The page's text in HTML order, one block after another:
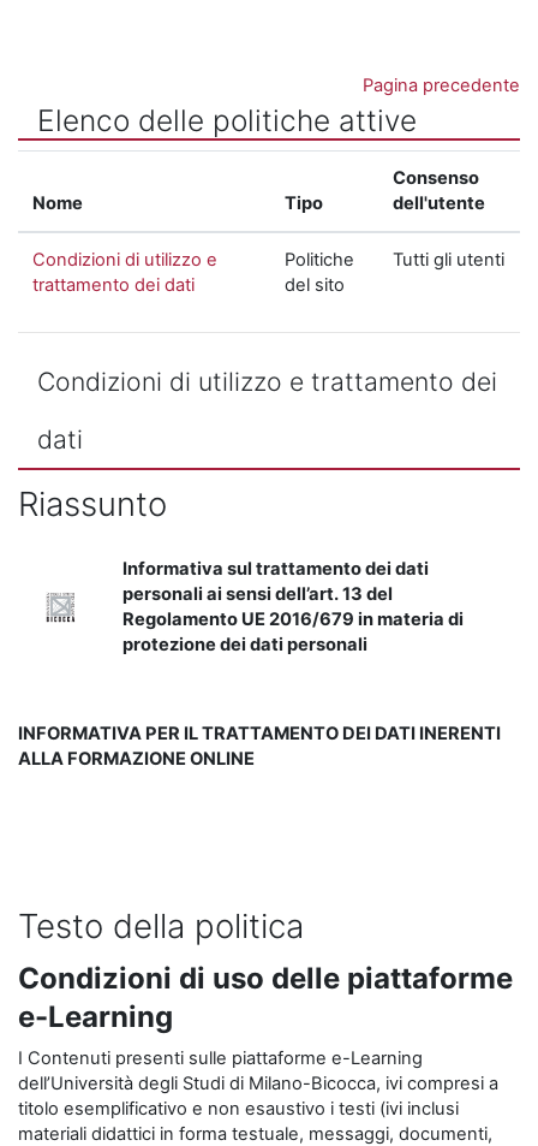
Pagina precedente
Elenco delle politiche attive
Nome Tipo
Consenso
dell'utente
Condizioni di utilizzo e
trattamento dei dati
Politiche
del sito
Tutti gli utenti
Condizioni di utilizzo e trattamento dei
dati
Riassunto
Informativa sul trattamento dei dati
personali ai sensi dell’art. 13 del
Regolamento UE 2016/679 in materia di
protezione dei dati personali
INFORMATIVA PER IL TRATTAMENTO DEI DATI INERENTI
ALLA FORMAZIONE ONLINE
Testo della politica
Condizioni di uso delle piattaforme
e-Learning
I Contenuti presenti sulle piattaforme e-Learning
dell’Università degli Studi di Milano-Bicocca, ivi compresi a
titolo esemplificativo e non esaustivo i testi (ivi inclusi
materiali didattici in forma testuale, messaggi, documenti,